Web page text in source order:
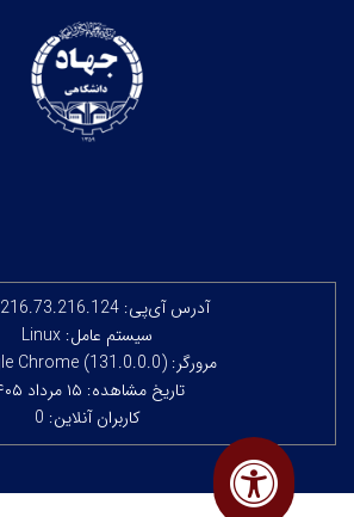
آدرس آی‌پی: 216.73.216.124
سیستم عامل: Linux
مرورگر: Google Chrome (131.0.0.0)
تاریخ مشاهده: ۱۵ مرداد ۱۴۰۵
کاربران آنلاین: 0